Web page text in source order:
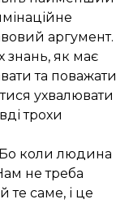
аргумент.
знань, як має
та поважати
ухвалювати
трохи
Бо коли людина
не треба
те саме, і це